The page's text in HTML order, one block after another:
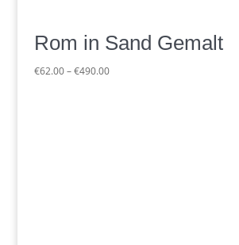
Rom in Sand Gemalt
€62.00 –€490.00Preisspanne: